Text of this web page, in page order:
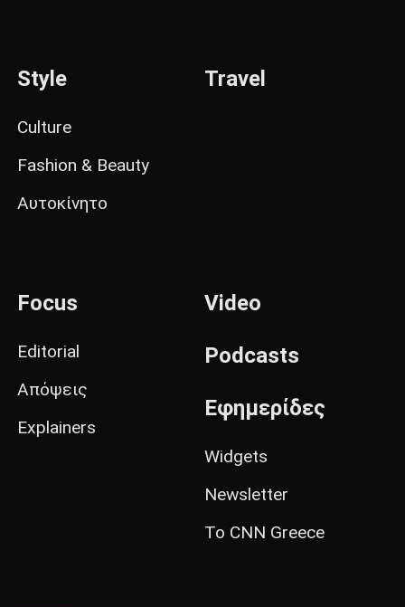
Style
Culture
Fashion & Beauty
Αυτοκίνητο
Travel
Focus
Editorial
Απόψεις
Explainers
Video
Podcasts
Εφημερίδες
Widgets
Newsletter
Το CNN Greece